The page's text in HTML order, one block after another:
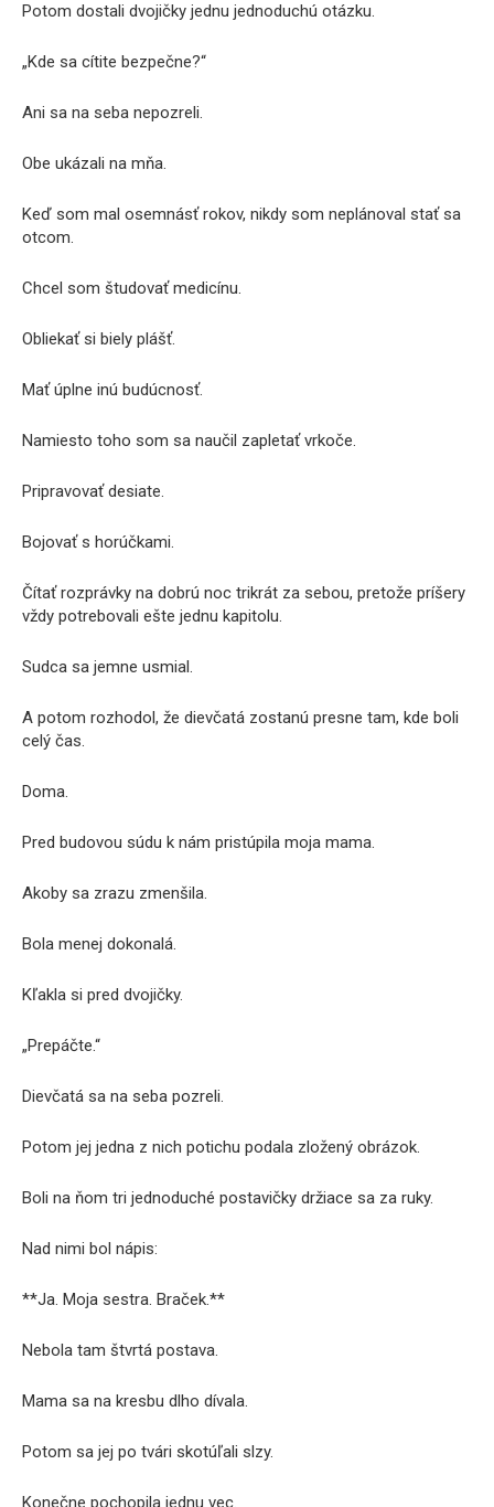
Potom dostali dvojičky jednu jednoduchú otázku.
„Kde sa cítite bezpečne?“
Ani sa na seba nepozreli.
Obe ukázali na mňa.
Keď som mal osemnásť rokov, nikdy som neplánoval stať sa
otcom.
Chcel som študovať medicínu.
Obliekať si biely plášť.
Mať úplne inú budúcnosť.
Namiesto toho som sa naučil zapletať vrkoče.
Pripravovať desiate.
Bojovať s horúčkami.
Čítať rozprávky na dobrú noc trikrát za sebou, pretože príšery
vždy potrebovali ešte jednu kapitolu.
Sudca sa jemne usmial.
A potom rozhodol, že dievčatá zostanú presne tam, kde boli
celý čas.
Doma.
Pred budovou súdu k nám pristúpila moja mama.
Akoby sa zrazu zmenšila.
Bola menej dokonalá.
Kľakla si pred dvojičky.
„Prepáčte.“
Dievčatá sa na seba pozreli.
Potom jej jedna z nich potichu podala zložený obrázok.
Boli na ňom tri jednoduché postavičky držiace sa za ruky.
Nad nimi bol nápis:
**Ja. Moja sestra. Braček.**
Nebola tam štvrtá postava.
Mama sa na kresbu dlho dívala.
Potom sa jej po tvári skotúľali slzy.
Konečne pochopila jednu vec.